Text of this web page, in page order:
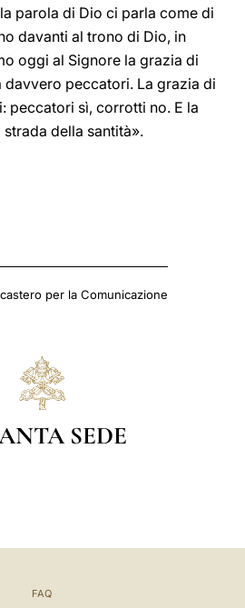
parola di Dio ci parla come di
davanti al trono di Dio, in
oggi al Signore la grazia di
davvero peccatori. La grazia di
peccatori sì, corrotti no. E la
della santità».
per la Comunicazione
SEDE
FAQ